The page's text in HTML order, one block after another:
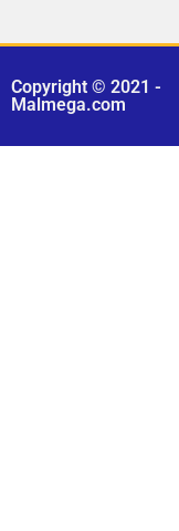
Copyright © 2021 -
Malmega.com